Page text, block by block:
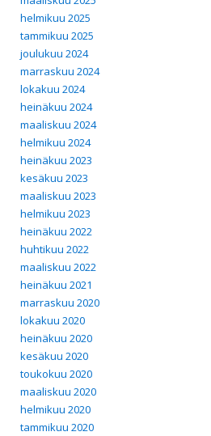
helmikuu 2025
tammikuu 2025
joulukuu 2024
marraskuu 2024
lokakuu 2024
heinäkuu 2024
maaliskuu 2024
helmikuu 2024
heinäkuu 2023
kesäkuu 2023
maaliskuu 2023
helmikuu 2023
heinäkuu 2022
huhtikuu 2022
maaliskuu 2022
heinäkuu 2021
marraskuu 2020
lokakuu 2020
heinäkuu 2020
kesäkuu 2020
toukokuu 2020
maaliskuu 2020
helmikuu 2020
tammikuu 2020